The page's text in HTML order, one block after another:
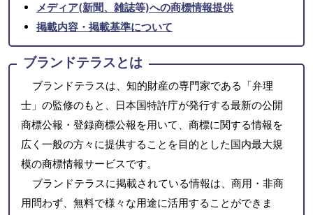
メディア(新聞、雑誌等)への商標情報提供
掲載内容・掲載基準について
ブランドテラスとは
ブランドテラスは、知的財産の専門家である「弁理
士」の監修のもと、日本国特許庁が発行する最新の公開
商標公報・登録商標公報を用いて、商標に関する情報を
広く一般の方々に提供することを目的とした国内最大規
模の商標情報サービスです。
ブランドテラスに掲載されている情報は、商用・非商
用問わず、無料で様々な用途に活用することができま